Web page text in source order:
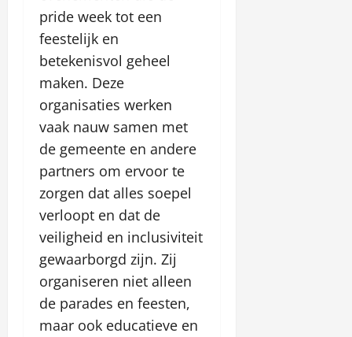
pride week tot een
feestelijk en
betekenisvol geheel
maken. Deze
organisaties werken
vaak nauw samen met
de gemeente en andere
partners om ervoor te
zorgen dat alles soepel
verloopt en dat de
veiligheid en inclusiviteit
gewaarborgd zijn. Zij
organiseren niet alleen
de parades en feesten,
maar ook educatieve en